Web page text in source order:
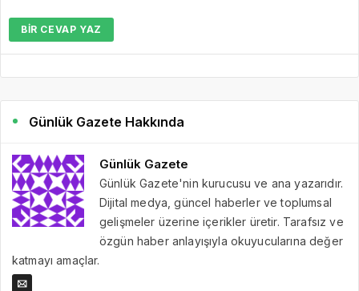
BIR CEVAP YAZ
Günlük Gazete Hakkında
Günlük Gazete
Günlük Gazete'nin kurucusu ve ana yazarıdır.
Dijital medya, güncel haberler ve toplumsal
gelişmeler üzerine içerikler üretir. Tarafsız ve
özgün haber anlayışıyla okuyucularına değer
katmayı amaçlar.